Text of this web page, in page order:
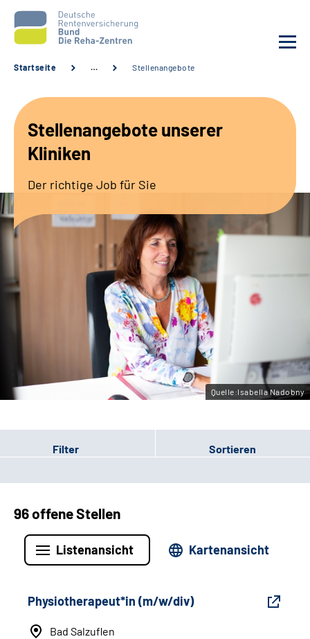
Unsere Kliniken
Sozialdienste & Zuweisende
Erweiterte Suche
Gebärdensprache
Leichte Sprache
Startseite … Stellenangebote
Stellenangebote unserer
Kliniken
Der richtige Job für Sie
Quelle:Isabella Nadobny
Filter Sortieren
96 offene Stellen
Listenansicht Kartenansicht
Physiotherapeut*in (m/w/div)
Bad Salzuflen